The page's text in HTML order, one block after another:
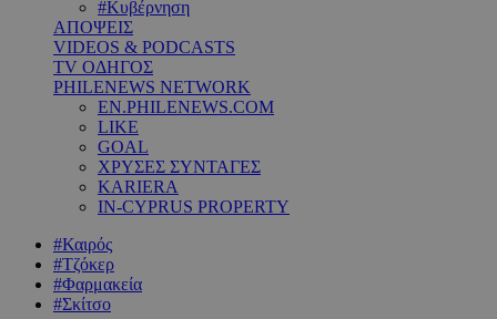
#Κυβέρνηση
ΑΠΟΨΕΙΣ
VIDEOS & PODCASTS
TV ΟΔΗΓΟΣ
PHILENEWS NETWORK
EN.PHILENEWS.COM
LIKE
GOAL
ΧΡΥΣΕΣ ΣΥΝΤΑΓΕΣ
KARIERA
IN-CYPRUS PROPERTY
#Καιρός
#Τζόκερ
#Φαρμακεία
#Σκίτσο